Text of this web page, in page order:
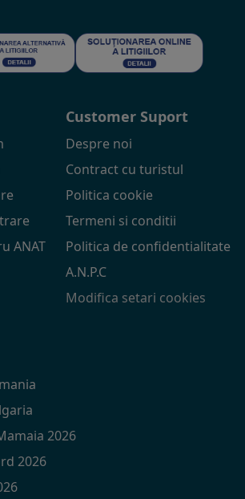
ANAT
Customer Suport
Despre noi
Contract cu turistul
Politica cookie
Termeni si conditii
Politica de confidentialitate
A.N.P.C
Modifica setari cookies
2026
2026